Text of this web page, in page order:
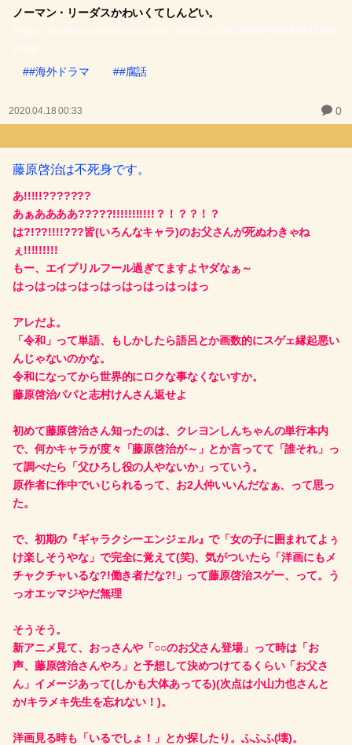
ノーマン・リーダスかわいくてしんどい。
##海外ドラマ
##腐話
2020.04.18 00:33 0
藤原啓治は不死身です。
あ!!!!!???????
あぁああああ?????!!!!!!!!!!!？！？？！？
は?!??!!!!???皆(いろんなキャラ)のお父さんが死ぬわきゃね
ぇ!!!!!!!!!
もー、エイプリルフール過ぎてますよヤダなぁ～
はっはっはっはっはっはっはっはっはっ
アレだよ。
「令和」って単語、もしかしたら語呂とか画数的にスゲェ縁起悪い
んじゃないのかな。
令和になってから世界的にロクな事なくないすか。
藤原啓治パパと志村けんさん返せよ
初めて藤原啓治さん知ったのは、クレヨンしんちゃんの単行本内
で、何かキャラが度々「藤原啓治が～」とか言ってて「誰それ」っ
て調べたら「父ひろし役の人やないか」っていう。
原作者に作中でいじられるって、お2人仲いいんだなぁ、って思っ
た。
で、初期の『ギャラクシーエンジェル』で「女の子に囲まれてよぅ
け楽しそうやな」で完全に覚えて(笑)、気がついたら「洋画にもメ
チャクチャいるな?!働き者だな?!」って藤原啓治スゲー、って。う
っオエッマジやだ無理
そうそう。
新アニメ見て、おっさんや「○○のお父さん登場」って時は「お
声、藤原啓治さんやろ」と予想して決めつけてるくらい「お父さ
ん」イメージあって(しかも大体あってる)(次点は小山力也さんと
か/キラメキ先生を忘れない！)。
洋画見る時も「いるでしょ！」とか探したり。ふふふ(壊)。